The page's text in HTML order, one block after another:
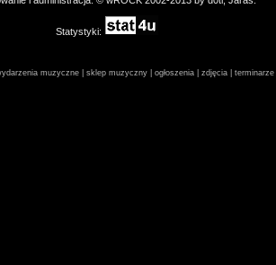
Statystyki:
muzyczne | sklep muzyczny | ogłoszenia | zdjęcia |